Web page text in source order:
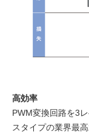
高効率
PWM変換回路を3
スタイプの業界最